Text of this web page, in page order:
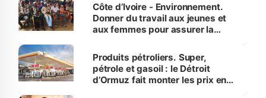
Côte d’Ivoire - Environnement.
Donner du travail aux jeunes et
aux femmes pour assurer la
menacées
Produits pétroliers. Super,
pétrole et gasoil : le Détroit
d’Ormuz fait monter les prix en